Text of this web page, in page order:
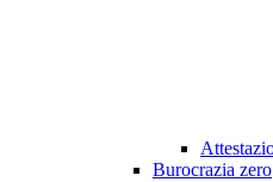
Burocrazia zero